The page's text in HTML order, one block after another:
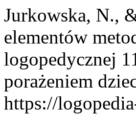
Jurkowska, N.,
elementów
logopedycznej
porażeniem
https://